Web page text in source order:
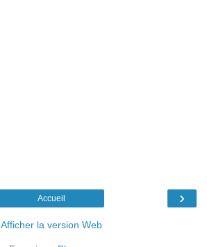
›
Accueil
Afficher la version Web